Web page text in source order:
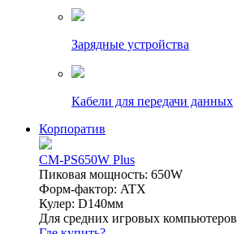
Зарядные устройства
Кабели для передачи данных
Корпоратив
CM-PS650W Plus
Пиковая мощность: 650W
Форм-фактор: ATX
Кулер: D140мм
Для средних игровых компьютеров